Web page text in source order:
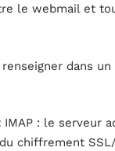
le webmail et
dans
: le serveur
chiffrement